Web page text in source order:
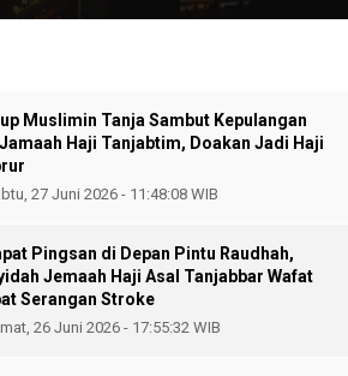
Muslimin Tanja Sambut Kepulangan
Haji Tanjabtim, Doakan Jadi Haji
27 Juni 2026 - 11:48:08 WIB
Pingsan di Depan Pintu Raudhah,
Jemaah Haji Asal Tanjabbar Wafat
Serangan Stroke
26 Juni 2026 - 17:55:32 WIB